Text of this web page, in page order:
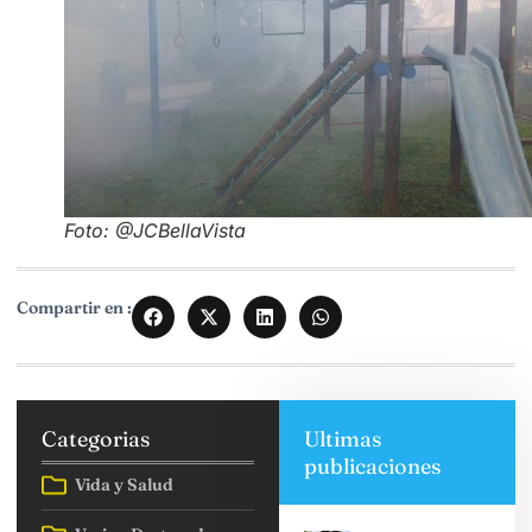
Foto: @JCBellaVista
Compartir en :
Categorias
Vida y Salud
Ultimas
publicaciones